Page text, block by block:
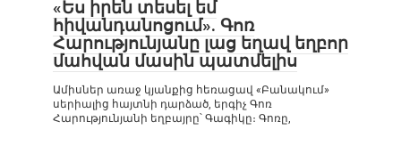
«Ես իրեն տեսել եմ
հիվանդանոցում». Գոռ
Հարությունյանը լաց եղավ եղբոր
մահվան մասին պատմելիս
Ամիսներ առաջ կյանքից հեռացավ «Բանակում»
սերիալից հայտնի դարձած, երգիչ Գոռ
Հարությունյանի եղբայրը՝ Գագիկը։ Գոռը,